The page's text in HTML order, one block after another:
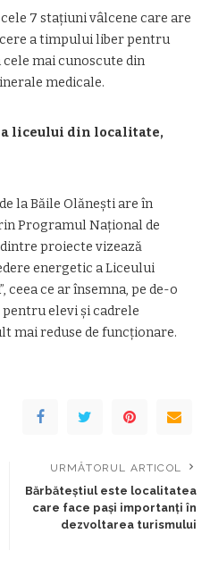
7 stațiuni vâlcene care are
a timpului liber pentru
mai cunoscute din
medicale.
liceului din localitate,
la Băile Olăneşti are în
Programul Naţional de
proiecte vizează
energetic a Liceului
ceea ce ar însemna, pe de-o
elevi şi cadrele
mai reduse de funcţionare.
URMĂTORUL ARTICOL
Bărbăteștiul este localitatea
care face pași importanți în
dezvoltarea turismului